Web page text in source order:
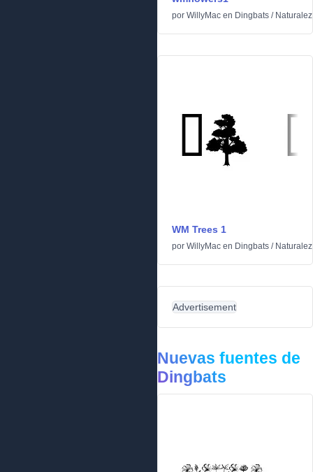
por WillyMac en Dingbats /
WM Trees 1
por WillyMac en Dingbats /
Advertisement
Nuevas fuentes de
Dingbats